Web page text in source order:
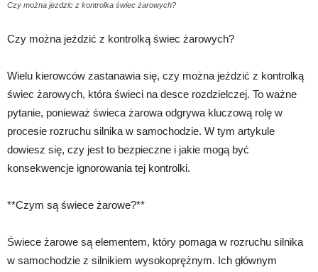
Czy można jezdzic z kontrolka świec żarowych?
Czy można jeździć z kontrolką świec żarowych?
Wielu kierowców zastanawia się, czy można jeździć z kontrolką
świec żarowych, która świeci na desce rozdzielczej. To ważne
pytanie, ponieważ świeca żarowa odgrywa kluczową rolę w
procesie rozruchu silnika w samochodzie. W tym artykule
dowiesz się, czy jest to bezpieczne i jakie mogą być
konsekwencje ignorowania tej kontrolki.
**Czym są świece żarowe?**
Świece żarowe są elementem, który pomaga w rozruchu silnika
w samochodzie z silnikiem wysokoprężnym. Ich głównym